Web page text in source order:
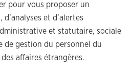
pour vous proposer un
et d’alertes
et statutaire, sociale
de gestion du personnel du
affaires étrangères.